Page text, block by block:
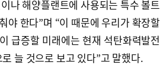
나 해양플랜트에 사용되는 특수 볼트
야 한다”며 “이 때문에 우리가 확장할
급증할 미래에는 현재 석탄화력발전
늘 것으로 보고 있다”고 말했다.